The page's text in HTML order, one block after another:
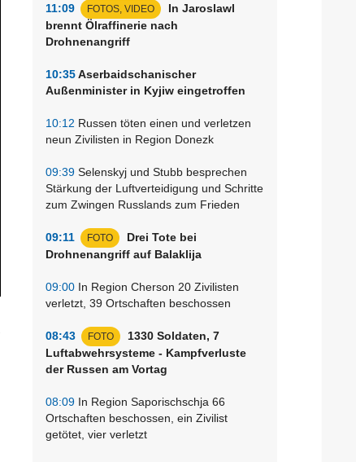
11:09 FOTOS, VIDEO
In Jaroslawl
brennt Ölraffinerie nach
Drohnenangriff
10:35Aserbaidschanischer
Außenminister in Kyjiw eingetroffen
10:12 Russen töten einen und verletzen
neun Zivilisten in Region Donezk
09:39 Selenskyj und Stubb besprechen
Stärkung der Luftverteidigung und Schritte
zum Zwingen Russlands zum Frieden
09:11 FOTO
Drei Tote bei
Drohnenangriff auf Balaklija
09:00 In Region Cherson 20 Zivilisten
verletzt, 39 Ortschaften beschossen
08:43 FOTO
1330 Soldaten, 7
Luftabwehrsysteme - Kampfverluste
der Russen am Vortag
08:09 In Region Saporischschja 66
Ortschaften beschossen, ein Zivilist
getötet, vier verletzt